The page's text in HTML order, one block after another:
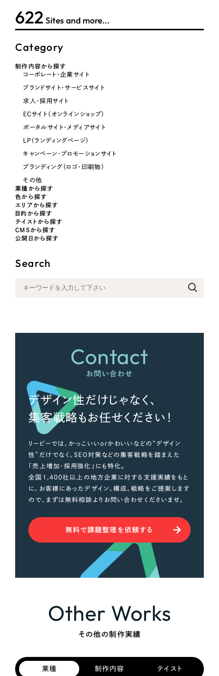
オレンジ・橙色
グリーン・緑色
パープル・紫色
ピンク・桃色
カラフル・多色
その他
さらに条件を追加する
622 Sites and more...
Category
制作内容から探す
コーポレート・企業サイト
ブランドサイト・サービスサイト
求人・採用サイト
ECサイト（オンラインショップ）
ポータルサイト・メディアサイト
LP（ランディングページ）
キャンペーン・プロモーションサイト
ブランディング（ロゴ・印刷物）
その他
業種から探す
色から探す
エリアから探す
目的から探す
テイストから探す
CMSから探す
公開日から探す
Search
Contact
お問い合わせ
デザイン性だけじゃなく、
集客戦略もお任せください！
リーピーでは、かっこいいorかわいいなどの“デザイン
性”だけでなく、SEO対策などの集客戦略を踏まえた
「売上増加・採用強化」にも特化。
全国1,400社以上の地方企業に対する支援実績をもと
に、お客様にあったデザイン、構成、戦略をご提案します
ので、まずは無料相談よりお問い合わせくださいませ。
無料で課題整理を依頼する
Other Works
その他の制作実績
業種 制作内容 テイスト